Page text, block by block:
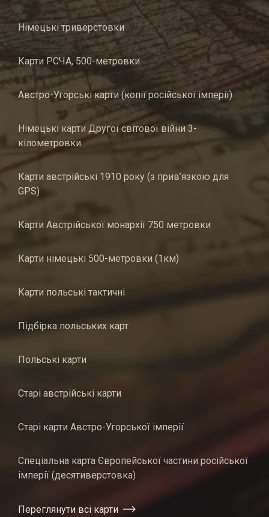
Німецькі триверстовки
Карти РСЧА, 500-метровки
Австро-Угорські карти (копії російської імперії)
Німецькі карти Другої світової війни 3-
кілометровки
Карти австрійські 1910 року (з прив’язкою для
GPS)
Карти Австрійської монархії 750 метровки
Карти німецькі 500-метровки (1км)
Карти польські тактичні
Підбірка польських карт
Польські карти
Старі австрійські карти
Старі карти Австро-Угорської імперії
Спеціальна карта Європейської частини російської
імперії (десятиверстовка)
Переглянути всі карти